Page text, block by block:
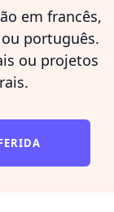
em francês,
português.
ou projetos